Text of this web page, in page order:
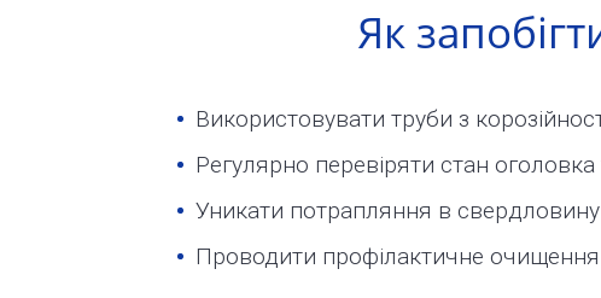
Як
Використовувати труби з
Регулярно перевіряти стан
Уникати потрапляння в
Проводити профілактичне